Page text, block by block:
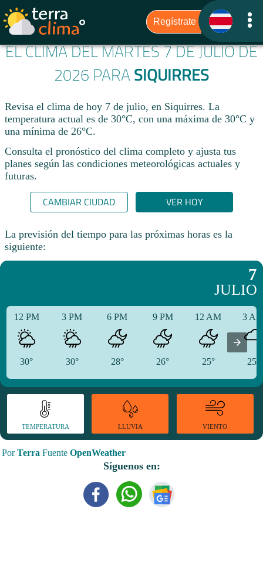
EL CLIMA DEL MARTES 7 DE JULIO DE
2026 PARA SIQUIRRES
Revisa el clima de hoy 7 de julio, en Siquirres. La
temperatura actual es de 30°C, con una máxima de 30°C y
una mínima de 26°C.​
Consulta el pronóstico del clima completo y ajusta tus
planes según las condiciones meteorológicas actuales y
futuras.
CAMBIAR CIUDAD VER HOY
La previsión del tiempo para las próximas horas es la
siguiente:
7
JULIO
12 PM
30°
3 PM
30°
6 PM
28°
9 PM
26°
12 AM
25°
3
25°
TEMPERATURA LLUVIA VIENTO
PorTerra Fuente OpenWeather
Síguenos en: